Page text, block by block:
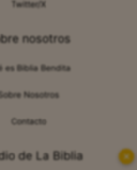
Twitter/X
nosotros
es Biblia Bendita
Sobre Nosotros
Contacto
de La Biblia ✕